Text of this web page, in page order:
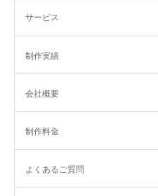
サービス
制作実績
会社概要
制作料金
よくあるご質問